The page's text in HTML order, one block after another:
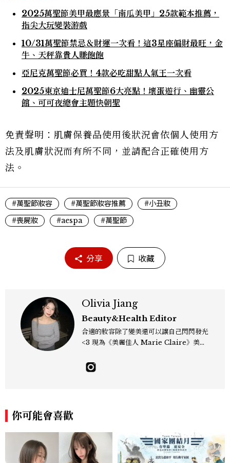
2025萬聖節美甲最應景「南瓜美甲」25款範本推薦，
指尖大玩變裝游戲
10/31萬聖節禁忌＆財運一次看！這3星座偏財最旺，金
牛、天秤靠貴人賺飽飽
亞尼克萬聖節必買！4款必吃甜點人氣王一次看
2025東京迪士尼萬聖節6大亮點！壞蛋遊行、幽靈公
館、可可夜總會主題快朝聖
免責聲明：肌膚保養品使用後狀況會依個人使用方
法及肌膚狀況而有所不同，並請配合正確使用方
法。
#萬聖節妝容 #萬聖節妝容推薦
#小丑妝
#喪屍妝
#aespa #萬聖節
分享 收藏
Olivia Jiang
Beauty&Health Editor
合適的妝容除了變美還可以讓自己閃閃發光
<3 現為《美麗佳人 Marie Claire》美容
容趨勢；擅長挖掘明星同款與私下愛用單
品，還有分享那些自己一試就愛上的神級好
你可能會喜歡